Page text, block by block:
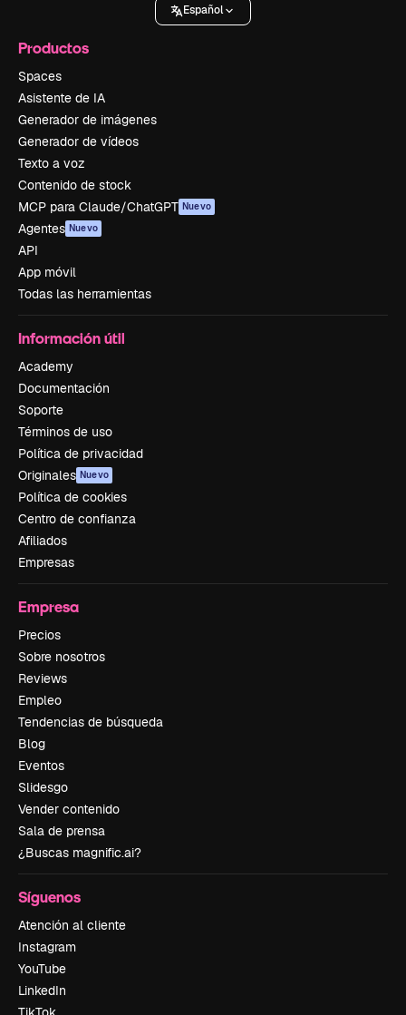
Español
Productos
Spaces
Asistente de IA
Generador de imágenes
Generador de vídeos
Texto a voz
Contenido de stock
MCP para Claude/ChatGPT Nuevo
Agentes Nuevo
API
App móvil
Todas las herramientas
Información útil
Academy
Documentación
Soporte
Términos de uso
Política de privacidad
Originales Nuevo
Política de cookies
Centro de confianza
Afiliados
Empresas
Empresa
Precios
Sobre nosotros
Reviews
Empleo
Tendencias de búsqueda
Blog
Eventos
Slidesgo
Vender contenido
Sala de prensa
¿Buscas magnific.ai?
Síguenos
Atención al cliente
Instagram
YouTube
LinkedIn